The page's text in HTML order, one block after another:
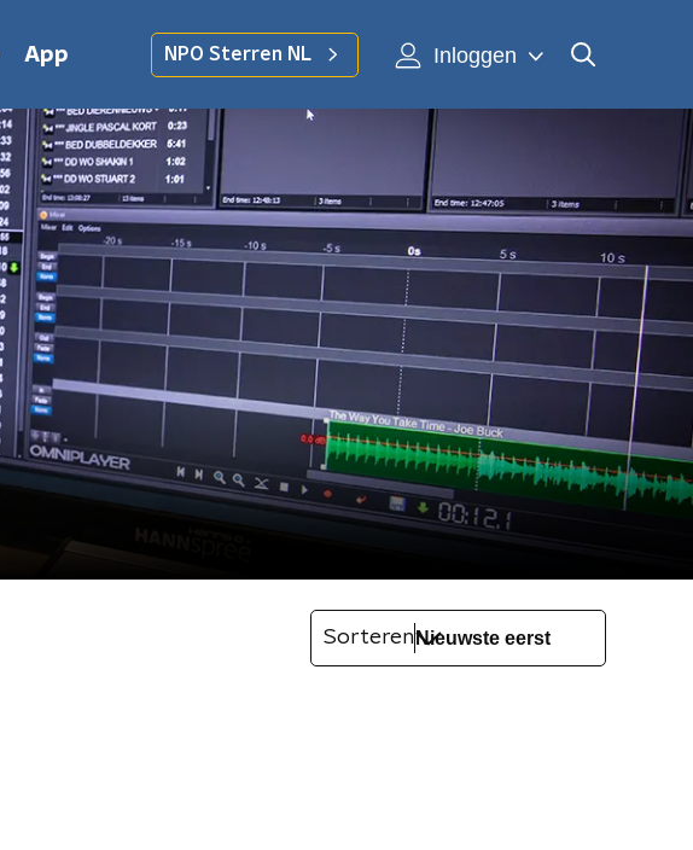
App NPO Sterren NL Inloggen
Sorteren